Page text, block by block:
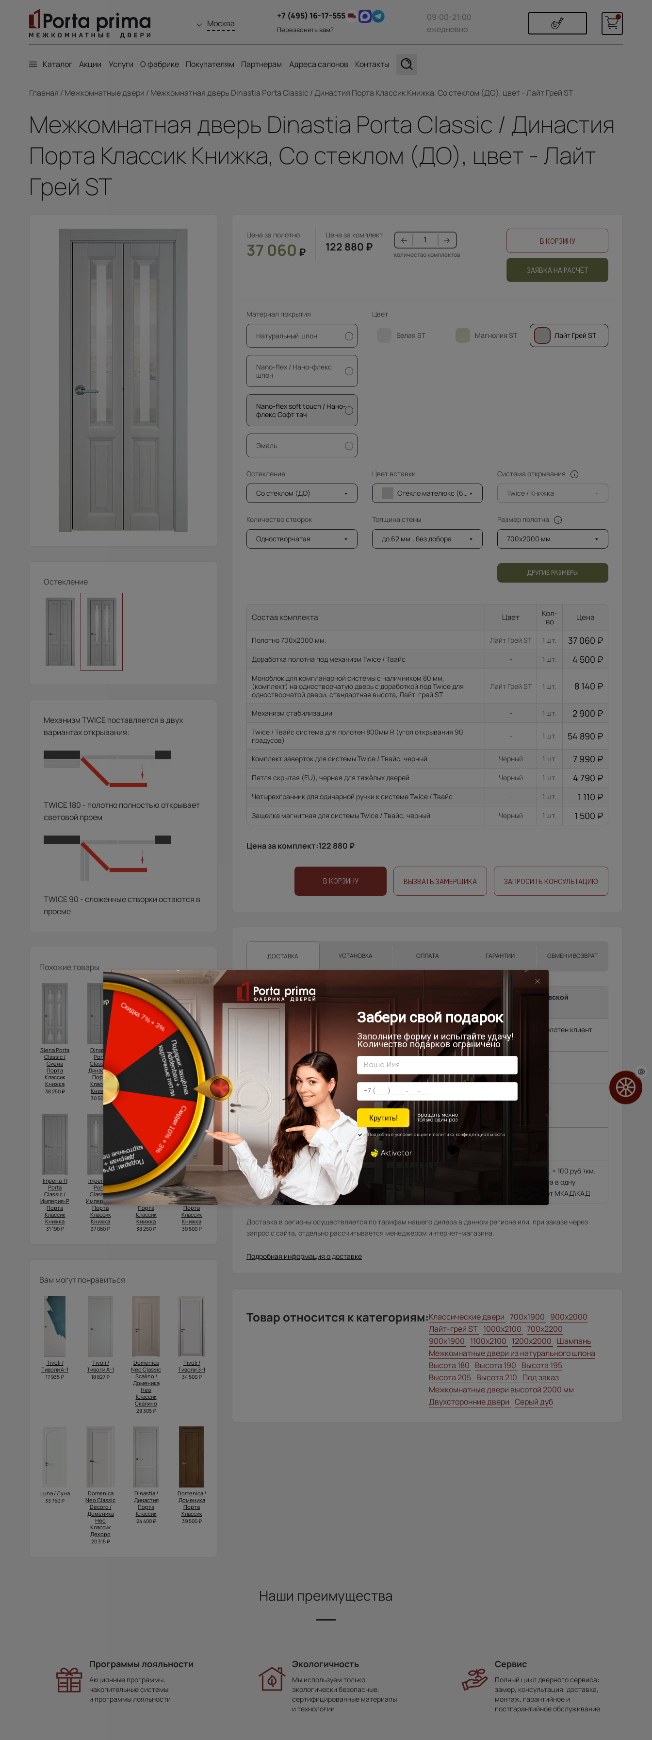
Москва
+7 (495) 16-17-555
Перезвонить вам?
09:00-21:00
ежедневно
Каталог Акции Услуги О фабрике Покупателям Партнерам Адреса салонов Контакты
Главная / Межкомнатные двери / Межкомнатная дверь Dinastia Porta Classic / Династия Порта Классик Книжка, Со стеклом (ДО), цвет - Лайт Грей ST
Межкомнатная дверь Dinastia Porta Classic / Династия
Порта Классик Книжка, Со стеклом (ДО), цвет - Лайт
Грей ST
Остекление
Механизм TWICE поставляется в двух
вариантах открывания:
TWICE 180 - полотно полностью открывает
световой проем
TWICE 90 - сложенные створки остаются в
проеме
Похожие товары
Siena Porta
Classic /
Сиена
Порта
Классик
Книжка
38 250 ₽
Dinastia
Porta
Classic /
Династия
Порта
Классик
Книжка
30 500 ₽
Siena Porta
Classic /
31 190 ₽
Milano
Porta
Classic /
Милано
Порта
Классик
Книжка
38 250 ₽
Imperia-R
Porta
Classic /
Империя-Р
Порта
Классик
Книжка
31 190 ₽
Imperia-R
Porta
Classic /
Империя-Р
Порта
Классик
Книжка
37 060 ₽
Domenica
Porta
Classic /
Порта
Классик
Книжка
38 250 ₽
Domenica
Porta
Classic /
Доменика
Порта
Классик
Книжка
30 500 ₽
Вам могут понравиться
Tivoli /
Тиволи А-1
17 935 ₽
Tivoli /
Тиволи А-1
18 827 ₽
Domenica
Neo Classic
Scalino /
Доменика
Нео
Классик
Скалино
28 305 ₽
Tivoli /
Тиволи З-1
34 500 ₽
Luna / Луна
33 750 ₽
Domenica
Neo Classic
Decoro /
Доменика
Нео
Классик
Декоро
20 315 ₽
Dinastia /
Династия
Порта
Классик
24 400 ₽
Domenica /
Доменика
Порта
Классик
39 500 ₽
Цена за полотно
37 060 ₽
Цена за комплект
122 880 ₽
количество комплектов
В КОРЗИНУ
ЗАЯВКА НА РАСЧЁТ
Материал покрытия
Натуральный шпон i
Nano-flex / Нано-флекс
шпон
i
Nano-flex soft touch / Нано-
флекс Софт тач
i
Эмаль i
Цвет
Белая ST Магнолия ST Лайт Грей ST
Остекление
Со стеклом (ДО)
Цвет вставки
Стекло мателюкс (6мм) с фацетом
Система открывания
Twice / Книжка
Количество створок
Одностворчатая
Толщина стены
до 62 мм., без добора
Размер полотна
700x2000 мм.
ДРУГИЕ РАЗМЕРЫ
Состав комплекта Цвет
Кол-
во
Цена
Полотно 700x2000 мм. Лайт Грей ST 1 шт. 37 060 ₽
Доработка полотна под механизм Twice / Твайс - 1 шт. 4 500 ₽
Моноблок для компланарной системы с наличником 80 мм,
(комплект) на одностворчатую дверь с доработкой под Twice для
одностворчатой двери, стандартная высота, Лайт-грей ST
Лайт Грей ST 1 шт. 8 140 ₽
Механизм стабилизации - 1 шт. 2 900 ₽
Twice / Твайс система для полотен 800мм R (угол открывания 90
градусов)
- 1 шт. 54 890 ₽
Комплект заверток для системы Twice / Твайс, черный Черный 1 шт. 7 990 ₽
Петля скрытая (EU), черная для тяжёлых дверей Черный 1 шт. 4 790 ₽
Четырехгранник для одинарной ручки к системе Twice / Твайс - 1 шт. 1 110 ₽
Защелка магнитная для системы Twice / Твайс, черный Черный 1 шт. 1 500 ₽
Цена за комплект:122 880 ₽
В КОРЗИНУ ВЫЗВАТЬ ЗАМЕРЩИКА ЗАПРОСИТЬ КОНСУЛЬТАЦИЮ
ДОСТАВКА УСТАНОВКА ОПЛАТА ГАРАНТИИ ОБМЕН И ВОЗВРАТ
Доставка продукции со склада Компании Porta prima до подъезда в г.Москва, Московской
области, г.Санкт-Петербург, Ленинградской области.
Техническую возможность подъема полотен определяет замерщик, без замера подъем полотен клиент
осуществляет самостоятельно.
Фрязино, Щёлково, Чкаловская, Биокомбинат, Новый городок и др. (15 км
от склада)
2 500 руб.
Мытищи, Пушкино, Красноармейск, Балашиха, Ногинск, Черноголовка,
Фряново, Электросталь, Ивантеевка, Королёв, Монино,
Лосинопетровский и др. (от 20 до 45 км. от склада).
4 500 руб.
Москва\Санкт-Петербург и города, расположенные в районе МКАД\КАД
до 10 км. в область.
4 500 руб.
Города Московской\Ленинградской области, располагающиеся далее 10
км. от МКАД (кроме Щёлковского шоссе)\КАД
4 500 руб. + 100 руб.\км.
из расчёта в одну
сторону от МКАД\КАД
Доставка в регионы осуществляется по тарифам нашего дилера в данном регионе или, при заказе через
запрос с сайта, отдельно рассчитывается менеджером интернет-магазина.
Подробная информация о доставке
Товар относится к категориям:Классические двери 700x1900 900x2000
Лайт-грей ST 1000x2100 700x2200
900x1900 1100x2100 1200x2000 Шампань
Межкомнатные двери из натурального шпона
Высота 180 Высота 190 Высота 195
Высота 205 Высота 210 Под заказ
Межкомнатные двери высотой 2000 мм
Двухсторонние двери Серый дуб
Наши преимущества
Программы лояльности
Акционные программы,
накопительные системы
и программы лояльности
Экологичность
Мы используем только
экологически безопасные,
сертифицированные материалы
и технологии
Сервис
Полный цикл дверного сервиса:
замер, консультация, доставка,
монтаж, гарантийное и
постгарантийное обслуживание